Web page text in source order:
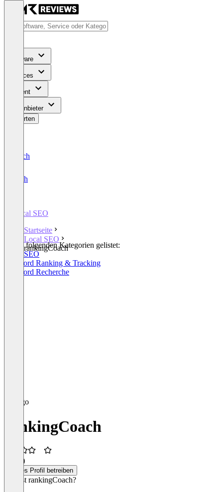
Software
Services
Content
Für Anbieter
Bewerten
Deutsch
English
Local SEO
Startseite
Local SEO
rankingCoach
In den folgenden Kategorien gelistet:
Local SEO
Keyword Ranking & Tracking
Keyword Recherche
rankingCoach
(4)
Dieses Profil betreiben
Was ist rankingCoach?